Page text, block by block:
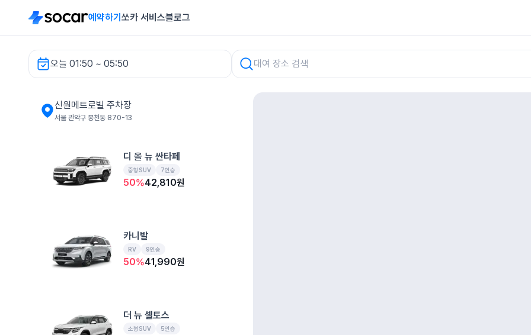
예약하기 쏘카 서비스블로그
오늘 01:50 ~ 05:50
신원메트로빌 주차장 렌터카
신원메트로빌 주차장
서울 관악구 봉천동 870-13
디 올 뉴 싼타페
중형SUV 7인승
50%42,810원
카니발
RV 9인승
50%41,990원
더 뉴 셀토스
소형SUV 5인승